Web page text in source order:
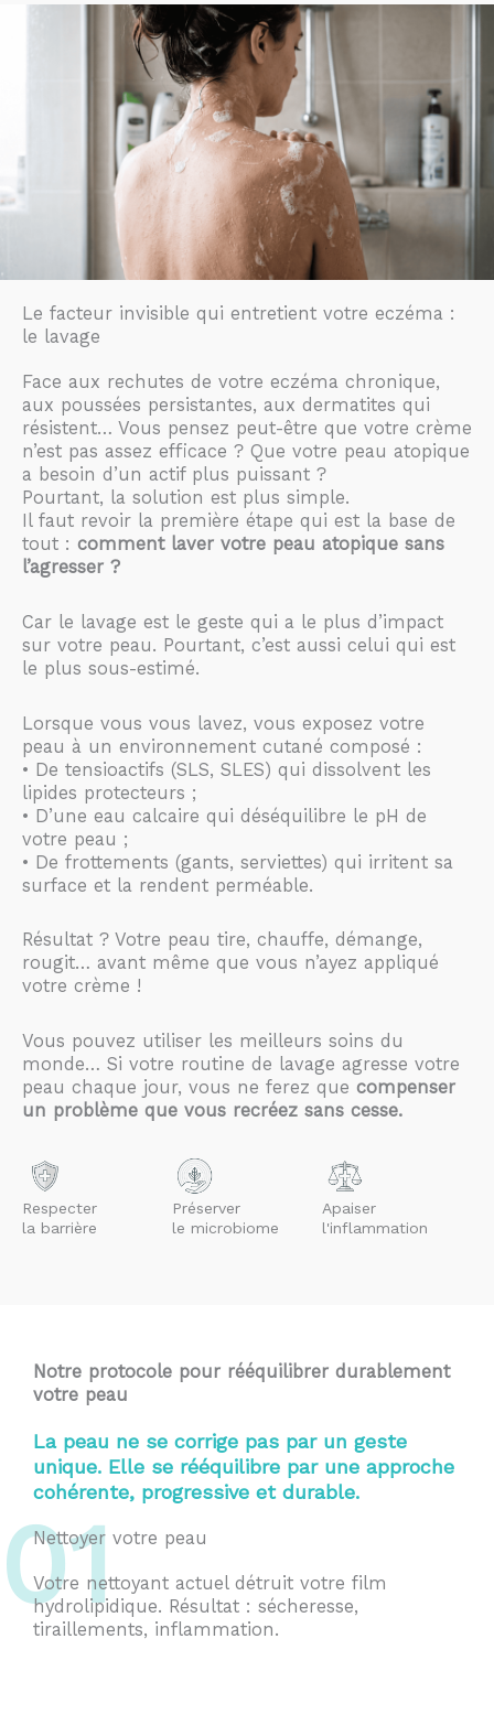
Le facteur invisible qui entretient votre eczéma :
le lavage
Face aux rechutes de votre eczéma chronique,
aux poussées persistantes, aux dermatites qui
résistent… Vous pensez peut-être que votre crème
n’est pas assez efficace ? Que votre peau atopique
a besoin d’un actif plus puissant ?
Pourtant, la solution est plus simple.
Il faut revoir la première étape qui est la base de
tout : comment laver votre peau atopique sans
l’agresser ?
Car le lavage est le geste qui a le plus d’impact
sur votre peau. Pourtant, c’est aussi celui qui est
le plus sous-estimé.
Lorsque vous vous lavez, vous exposez votre
peau à un environnement cutané composé :
• De tensioactifs (SLS, SLES) qui dissolvent les
lipides protecteurs ;
• D’une eau calcaire qui déséquilibre le pH de
votre peau ;
• De frottements (gants, serviettes) qui irritent sa
surface et la rendent perméable.
Résultat ? Votre peau tire, chauffe, démange,
rougit… avant même que vous n’ayez appliqué
votre crème !
Vous pouvez utiliser les meilleurs soins du
monde… Si votre routine de lavage agresse votre
peau chaque jour, vous ne ferez que compenser
un problème que vous recréez sans cesse.
Respecter
la barrière
Préserver
le microbiome
Apaiser
l'inflammation
Notre protocole pour rééquilibrer durablement
votre peau
La peau ne se corrige pas par un geste
unique. Elle se rééquilibre par une approche
cohérente, progressive et durable.
01
Nettoyer votre peau
Votre nettoyant actuel détruit votre film
hydrolipidique. Résultat : sécheresse,
tiraillements, inflammation.